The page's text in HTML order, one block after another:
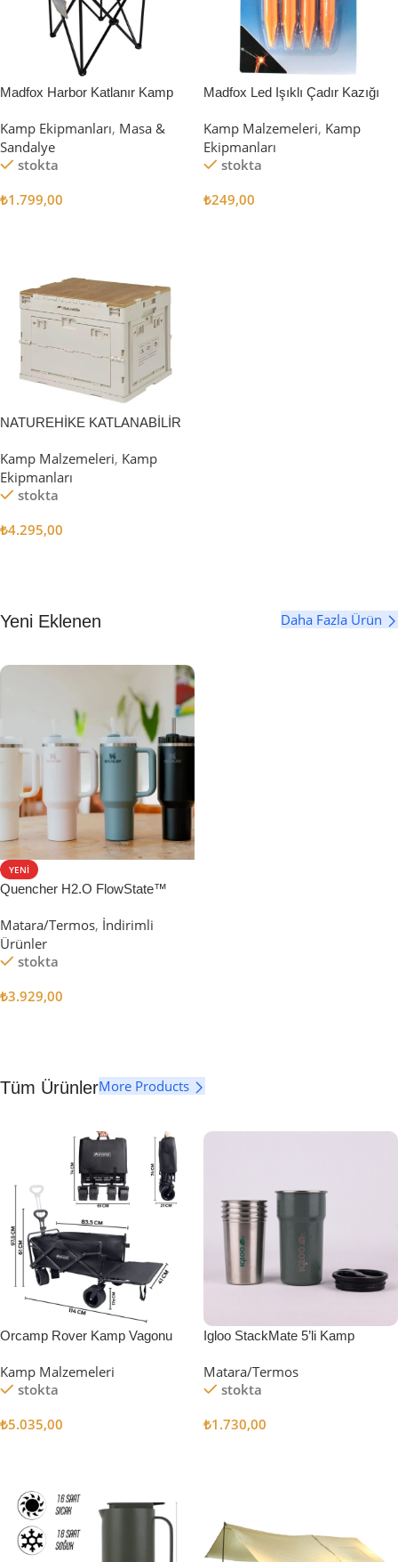
Madfox Harbor Katlanır Kamp
Kamp Ekipmanları, Masa &
Sandalye
stokta
₺1.799,00
Madfox Led Işıklı Çadır Kazığı
Kamp Malzemeleri, Kamp
Ekipmanları
stokta
₺249,00
NATUREHİKE KATLANABİLİR
Kamp Malzemeleri, Kamp
Ekipmanları
stokta
₺4.295,00
Yeni Eklenen Daha Fazla Ürün
YENI
Quencher H2.O FlowState™
Matara/Termos, İndirimli
Ürünler
stokta
₺3.929,00
Tüm ÜrünlerMore Products
Orcamp Rover Kamp Vagonu
Kamp Malzemeleri
stokta
₺5.035,00
Igloo StackMate 5’li Kamp
Matara/Termos
stokta
₺1.730,00